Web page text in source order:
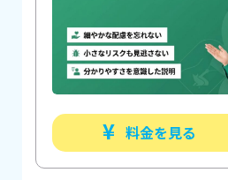
¥ 料金を見る